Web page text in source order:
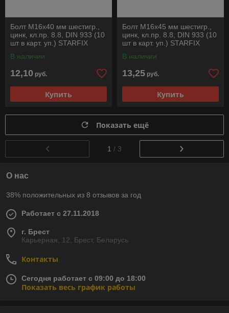
Болт М16х40 мм шестигр.,
цинк, кл.пр. 8.8, DIN 933 (10
шт в карт. уп.) STARFIX
В наличии
12,10 руб.
Купить
Болт М16х45 мм шестигр.,
цинк, кл.пр. 8.8, DIN 933 (10
шт в карт. уп.) STARFIX
В наличии
13,25 руб.
Купить
Показать ещё
1 / 3
О нас
38% положительных из 8 отзывов за год
Работает с 27.11.2018
г. Брест
Карьерная, 12, Брест, Беларусь
Контакты
Сегодня работает с 09:00 до 18:00
Показать весь график работы